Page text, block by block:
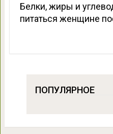
Белки, жиры и
питаться женщине
ПОПУЛЯРНОЕ